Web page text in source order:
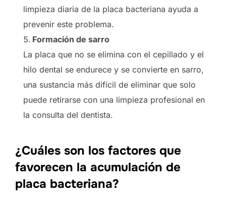
limpieza diaria de la placa bacteriana ayuda a
prevenir este problema.
Formación de sarro
La placa que no se elimina con el cepillado y el
hilo dental se endurece y se convierte en sarro,
una sustancia más difícil de eliminar que solo
puede retirarse con una limpieza profesional en
la consulta del dentista.
¿Cuáles son los factores que
favorecen la acumulación de
placa bacteriana?